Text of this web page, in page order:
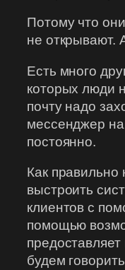
Потому что
не открывают.
Есть много
которых люди
почту надо
мессенджер
постоянно.
Как правильно
выстроить
клиентов с
помощью
будем